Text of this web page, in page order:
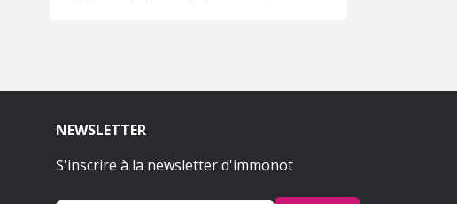
NEWSLETTER
S'inscrire à la newsletter d'immonot